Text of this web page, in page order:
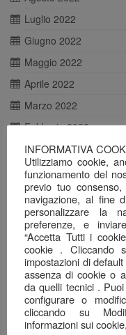
Luglio 2022
Giugno 2022
Maggio 2022
Aprile 2022
Marzo 2022
Febbraio 2022
Gennaio 2022
Dicembre 2021
Novembre 2021
Ottobre 2021
Agosto 2021
Luglio 2021
Giugno 2021
Maggio 2021
Aprile 2021
INFORMATIVA
Utilizziamo cookie,
funzionamento del
previo tuo
navigazione, al fine
personalizzare la
preferenze, e
“Accetta Tutti i
cookie . Cliccando
impostazioni di
assenza di cookie o
da quelli tecnici .
configurare o
cliccando su
informazioni sui